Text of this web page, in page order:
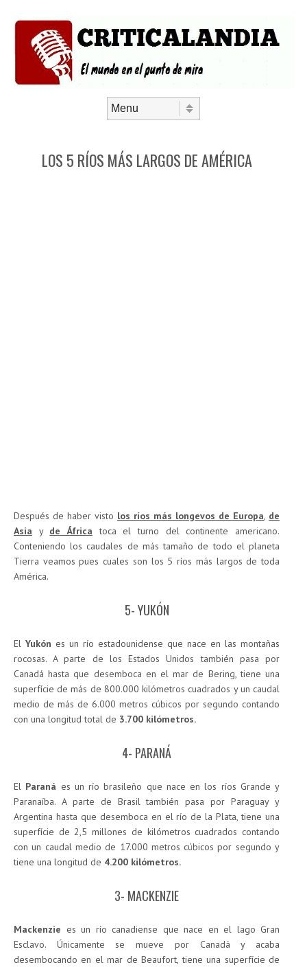
LOS 5 RÍOS MÁS LARGOS DE AMÉRICA
Después de haber visto los ríos más longevos de Europa, de
Asia y de África toca el turno del continente americano.
Conteniendo los caudales de más tamaño de todo el planeta
Tierra veamos pues cuales son los 5 ríos más largos de toda
América.
5- YUKÓN
El Yukón es un río estadounidense que nace en las montañas
rocosas. A parte de los Estados Unidos también pasa por
Canadá hasta que desemboca en el mar de Bering, tiene una
superfície de más de 800.000 kilómetros cuadrados y un caudal
medio de más de 6.000 metros cúbicos por segundo contando
con una longitud total de 3.700 kilómetros.
4- PARANÁ
El Paraná es un río brasileño que nace en los ríos Grande y
Paranaíba. A parte de Brasil también pasa por Paraguay y
Argentina hasta que desemboca en el río de la Plata, tiene una
superfície de 2,5 millones de kilómetros cuadrados contando
con un caudal medio de 17.000 metros cúbicos por segundo y
tiene una longitud de 4.200 kilómetros.
3- MACKENZIE
Mackenzie es un río canadiense que nace en el lago Gran
Esclavo. Únicamente se mueve por Canadá y acaba
desembocando en el mar de Beaufort, tiene una superfície de